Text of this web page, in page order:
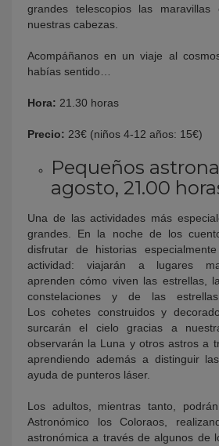
grandes telescopios las maravillas
nuestras cabezas.
Acompáñanos en un viaje al
habías sentido…
Hora: 21.30 horas
Precio: 23€ (niños 4-12 años: 15€)
Pequeños
agosto, 21.00
Una de las actividades más
grandes. En la noche de los
disfrutar de historias
actividad: viajarán a lugares
aprenden cómo viven las estrellas,
constelaciones y de las
Loscohetes construidos y
surcarán el cielo gracias a
observarán la Luna y otros astros a
aprendiendo además a distinguir
ayuda de punteros láser.
Los adultos, mientras tanto,
Astronómico los Coloraos,
astronómica a través de algunos de